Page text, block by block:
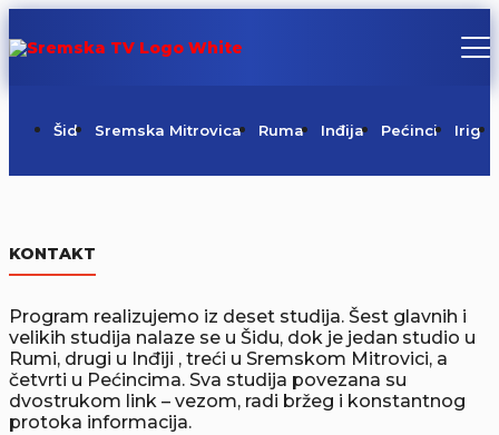
Šid Sremska Mitrovica Ruma Inđija Pećinci Irig
KONTAKT
Program realizujemo iz deset studija. Šest glavnih i
velikih studija nalaze se u Šidu, dok je jedan studio u
Rumi, drugi u Inđiji , treći u Sremskom Mitrovici, a
četvrti u Pećincima. Sva studija povezana su
dvostrukom link – vezom, radi bržeg i konstantnog
protoka informacija.